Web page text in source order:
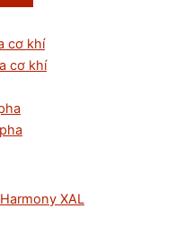
cơ khí
cơ khí
XAL